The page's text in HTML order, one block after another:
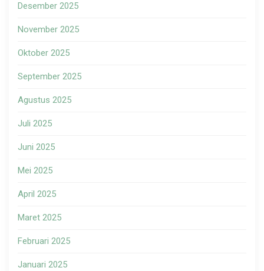
Desember 2025
November 2025
Oktober 2025
September 2025
Agustus 2025
Juli 2025
Juni 2025
Mei 2025
April 2025
Maret 2025
Februari 2025
Januari 2025